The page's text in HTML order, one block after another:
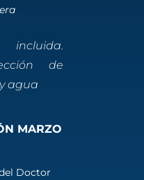
de
agua
MARZO
Doctor